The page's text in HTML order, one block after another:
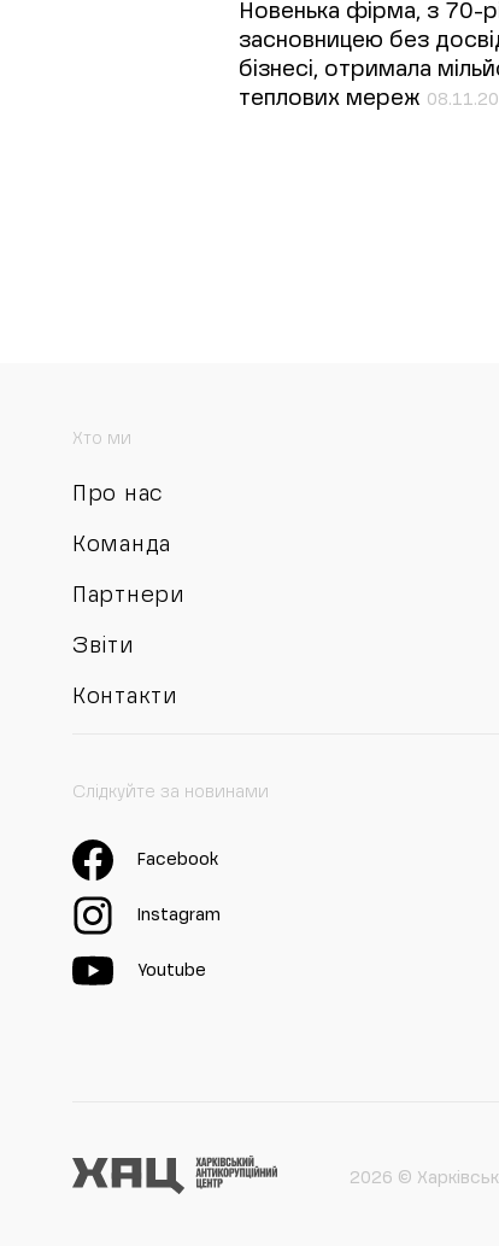
Новенька фірма, з 70-
засновницею без
бізнесі, отримала
теплових мереж
Хто ми
Про нас
Команда
Партнери
Звіти
Контакти
Слідкуйте за новинами
Facebook
Instagram
Youtube
2026 ©